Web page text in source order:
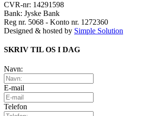
CVR-nr: 14291598
Bank: Jyske Bank
Reg nr. 5068 - Konto nr. 1272360
Designed & hosted by Simple Solution
SKRIV TIL OS I DAG
Navn:
E-mail
Telefon